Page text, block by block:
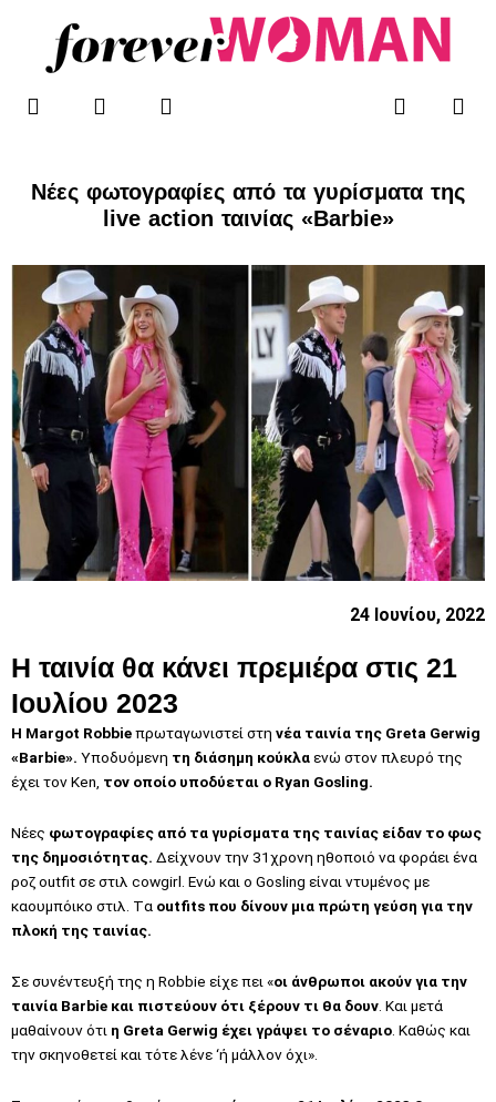
περιεχόμενο
F
a
b
o
-
T
w
t
e
r
I
n
a
g
r
m
Search
Νέες φωτογραφίες από τα γυρίσματα της
live action ταινίας «Barbie»
24 Ιουνίου, 2022
H ταινία θα κάνει πρεμιέρα στις 21
Ιουλίου 2023
Η Margot Robbieπρωταγωνιστεί στη νέα ταινία της Greta Gerwig
«Barbie». Yποδυόμενη τη διάσημη κούκλαενώ στον πλευρό της
έχει τον Ken, τον οποίο υποδύεται ο Ryan Gosling.
Νέες φωτογραφίες από τα γυρίσματα της ταινίας είδαν το φως
της δημοσιότητας. Δείχνουν την 31χρονη ηθοποιό να φοράει ένα
ροζ outfit σε στιλ cowgirl. Eνώ και ο Gosling είναι ντυμένος με
καουμπόικο στιλ. Tα outfits που δίνουν μια πρώτη γεύση για την
πλοκή της ταινίας.
Σε συνέντευξή της η Robbie είχε πει «οι άνθρωποι ακούν για την
ταινία Barbie και πιστεύουν ότι ξέρουν τι θα δουν . Και μετά
μαθαίνουν ότι η Greta Gerwig έχει γράψει το σέναριο . Καθώς και
την σκηνοθετεί και τότε λένε ‘ή μάλλον όχι».